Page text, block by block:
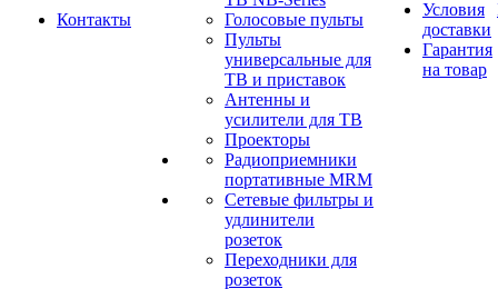
Контакты
Голосовые пульты
Пульты
универсальные для
ТВ и приставок
Антенны и
усилители для ТВ
Проекторы
Радиоприемники
портативные MRM
Сетевые фильтры и
удлинители
розеток
Переходники для
розеток
Условия
доставки
Гарантия
на товар